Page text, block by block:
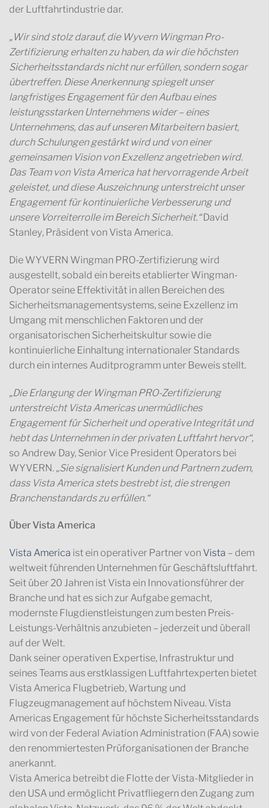
der Luftfahrtindustrie dar.
„Wir sind stolz darauf, die Wyvern Wingman Pro-
Zertifizierung erhalten zu haben, da wir die höchsten
Sicherheitsstandards nicht nur erfüllen, sondern sogar
übertreffen. Diese Anerkennung spiegelt unser
langfristiges Engagement für den Aufbau eines
leistungsstarken Unternehmens wider – eines
Unternehmens, das auf unseren Mitarbeitern basiert,
durch Schulungen gestärkt wird und von einer
gemeinsamen Vision von Exzellenz angetrieben wird.
Das Team von Vista America hat hervorragende Arbeit
geleistet, und diese Auszeichnung unterstreicht unser
Engagement für kontinuierliche Verbesserung und
unsere Vorreiterrolle im Bereich Sicherheit.“David
Stanley, Präsident von Vista America.
Die WYVERN Wingman PRO-Zertifizierung wird
ausgestellt, sobald ein bereits etablierter Wingman-
Operator seine Effektivität in allen Bereichen des
Sicherheitsmanagementsystems, seine Exzellenz im
Umgang mit menschlichen Faktoren und der
organisatorischen Sicherheitskultur sowie die
kontinuierliche Einhaltung internationaler Standards
durch ein internes Auditprogramm unter Beweis stellt.
„Die Erlangung der Wingman PRO-Zertifizierung
unterstreicht Vista Americas unermüdliches
Engagement für Sicherheit und operative Integrität und
hebt das Unternehmen in der privaten Luftfahrt hervor“,
so Andrew Day, Senior Vice President Operators bei
WYVERN. „Sie signalisiert Kunden und Partnern zudem,
dass Vista America stets bestrebt ist, die strengen
Branchenstandards zu erfüllen.“
Über Vista America
Vista America ist ein operativer Partner von Vista – dem
weltweit führenden Unternehmen für Geschäftsluftfahrt.
Seit über 20 Jahren ist Vista ein Innovationsführer der
Branche und hat es sich zur Aufgabe gemacht,
modernste Flugdienstleistungen zum besten Preis-
Leistungs-Verhältnis anzubieten – jederzeit und überall
auf der Welt.
Dank seiner operativen Expertise, Infrastruktur und
seines Teams aus erstklassigen Luftfahrtexperten bietet
Vista America Flugbetrieb, Wartung und
Flugzeugmanagement auf höchstem Niveau. Vista
Americas Engagement für höchste Sicherheitsstandards
wird von der Federal Aviation Administration (FAA) sowie
den renommiertesten Prüforganisationen der Branche
anerkannt.
Vista America betreibt die Flotte der Vista-Mitglieder in
den USA und ermöglicht Privatfliegern den Zugang zum